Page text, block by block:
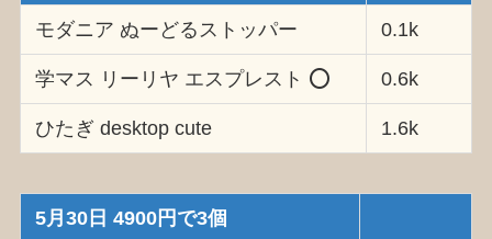
モダニア ぬーどるストッパー 0.1k
学マス リーリヤ エスプレスト ⭕️ 0.6k
ひたぎ desktop cute 1.6k
5月30日 4900円で3個